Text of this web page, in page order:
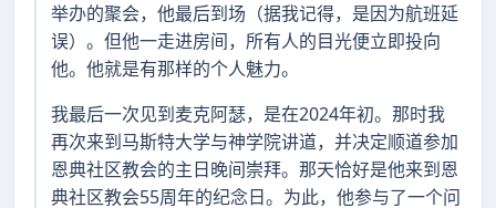
举办的聚会，他最后到场（据我记得，是因为航班延
误）。但他一走进房间，所有人的目光便立即投向
他。他就是有那样的个人魅力。
我最后一次见到麦克阿瑟，是在2024年初。那时我
再次来到马斯特大学与神学院讲道，并决定顺道参加
恩典社区教会的主日晚间崇拜。那天恰好是他来到恩
典社区教会55周年的纪念日。为此，他参与了一个问